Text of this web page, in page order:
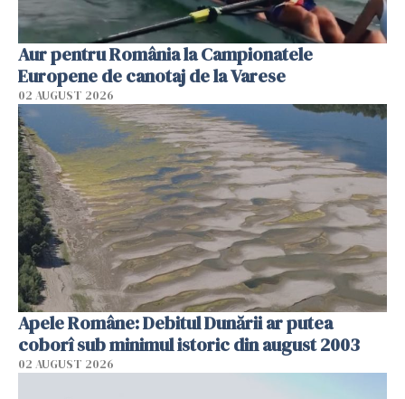
Aur pentru România la Campionatele
Europene de canotaj de la Varese
02 AUGUST 2026
Apele Române: Debitul Dunării ar putea
coborî sub minimul istoric din august 2003
02 AUGUST 2026